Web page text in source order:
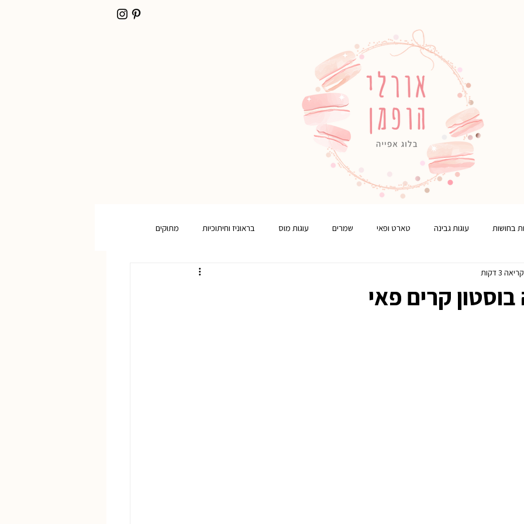
בחושות עוגות גבינה טארט ופאי שמרים עוגות מוס בראוניז וחיתוכיות מתוקים
פסח
בוסטון קרים פאי
3 דקות